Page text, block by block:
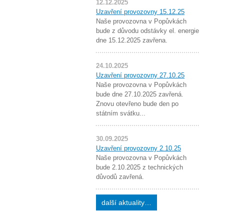
12.12.2025
Uzavření provozovny 15.12.25
Naše provozovna v Popůvkách
bude z důvodu odstávky el. energie
dne 15.12.2025 zavřena.
24.10.2025
Uzavření provozovny 27.10.25
Naše provozovna v Popůvkách
bude dne 27.10.2025 zavřená.
Znovu otevřeno bude den po
státním svátku...
30.09.2025
Uzavření provozovny 2.10.25
Naše provozovna v Popůvkách
bude 2.10.2025 z technických
důvodů zavřená.
další aktuality…